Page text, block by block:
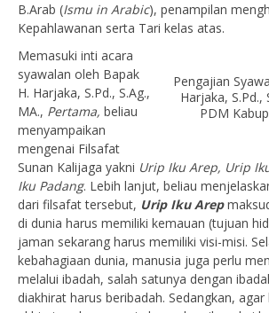
B.Arab (Ismu in Arabic), penampilan
Kepahlawanan serta Tari kelas atas.
Pengajian
Harjaka, S.Pd.,
PDM
Memasuki inti acara
syawalan oleh Bapak
H. Harjaka, S.Pd., S.Ag.,
MA., Pertama, beliau
menyampaikan
mengenai Filsafat
Sunan Kalijaga yakni Urip Iku Arep, Urip
Iku Padang. Lebih lanjut, beliau
dari filsafat tersebut, Urip Iku Arep
di dunia harus memiliki kemauan (tujuan
jaman sekarang harus memiliki visi-misi.
kebahagiaan dunia, manusia juga perlu
melalui ibadah, salah satunya dengan
diakhirat harus beribadah. Sedangkan,